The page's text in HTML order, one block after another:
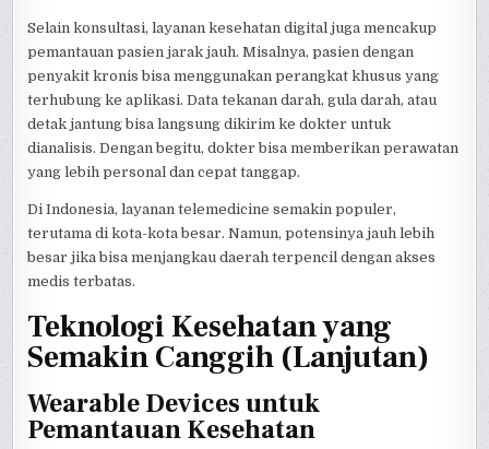
Selain konsultasi, layanan kesehatan digital juga mencakup
pemantauan pasien jarak jauh. Misalnya, pasien dengan
penyakit kronis bisa menggunakan perangkat khusus yang
terhubung ke aplikasi. Data tekanan darah, gula darah, atau
detak jantung bisa langsung dikirim ke dokter untuk
dianalisis. Dengan begitu, dokter bisa memberikan perawatan
yang lebih personal dan cepat tanggap.
Di Indonesia, layanan telemedicine semakin populer,
terutama di kota-kota besar. Namun, potensinya jauh lebih
besar jika bisa menjangkau daerah terpencil dengan akses
medis terbatas.
Teknologi Kesehatan yang
Semakin Canggih (Lanjutan)
Wearable Devices untuk
Pemantauan Kesehatan